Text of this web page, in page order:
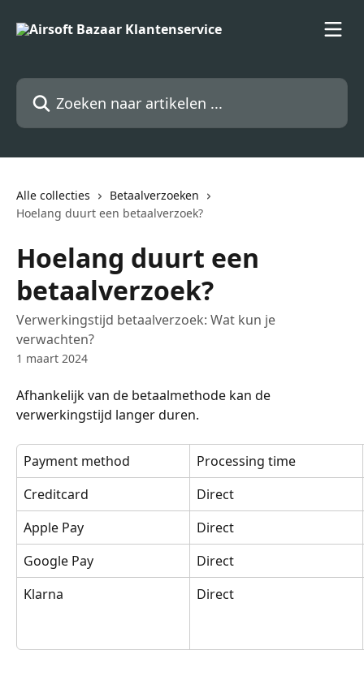
Zoeken naar artikelen ...
Alle collecties
Betaalverzoeken
Hoelang duurt een betaalverzoek?
Hoelang duurt een
betaalverzoek?
Verwerkingstijd betaalverzoek: Wat kun je
verwachten?
1 maart 2024
Afhankelijk van de betaalmethode kan de
verwerkingstijd langer duren.
Payment method
Processing time
Creditcard
Direct
Apple Pay
Direct
Google Pay
Direct
Klarna
Direct